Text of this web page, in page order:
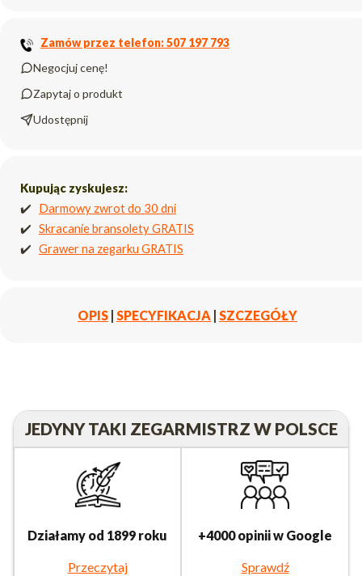
Zamów przez telefon: 507 197 793
Negocjuj cenę!
Zapytaj o produkt
Udostępnij
Kupując zyskujesz:
✔️ Darmowy zwrot do 30 dni
✔️ Skracanie bransolety GRATIS
✔️ Grawer na zegarku GRATIS
OPIS SPECYFIKACJA SZCZEGÓŁY
JEDYNY TAKI ZEGARMISTRZ W POLSCE
Działamy od 1899 roku
Przeczytaj
+4000 opinii w Google
Sprawdź